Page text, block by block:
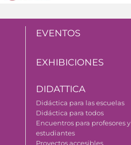
EVENTOS
EXHIBICIONES
DIDATTICA
Didáctica para las escuelas
Didáctica para todos
Encuentros para profesores y
estudiantes
Proyectos accesibles